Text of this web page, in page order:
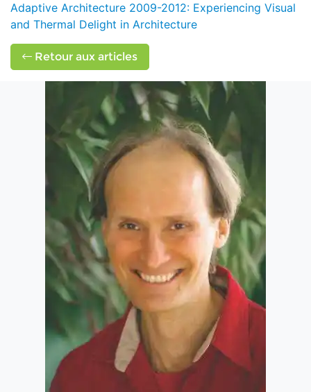
Adaptive Architecture 2009-2012: Experiencing Visual
and Thermal Delight in Architecture
Retour aux articles